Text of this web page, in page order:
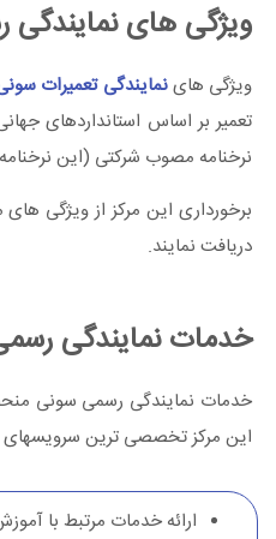
ویژگی های
ویژگی هاینمایندگی تعمیرات
تعمیر بر اساس استانداردهای
نرخنامه مصوب شرکتی (این
برخورداری این مرکز از ویژگی
دریافت نمایند.
خدمات نمایندگی
خدمات نمایندگی رسمی سونی
این مرکز تخصصی ترین سرویسهای
ارائه خدمات مرتبط با